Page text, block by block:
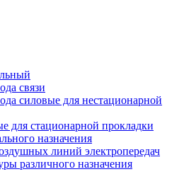
связи
силовые для нестационарной
для стационарной прокладки
назначения
линий электропередач
различного назначения